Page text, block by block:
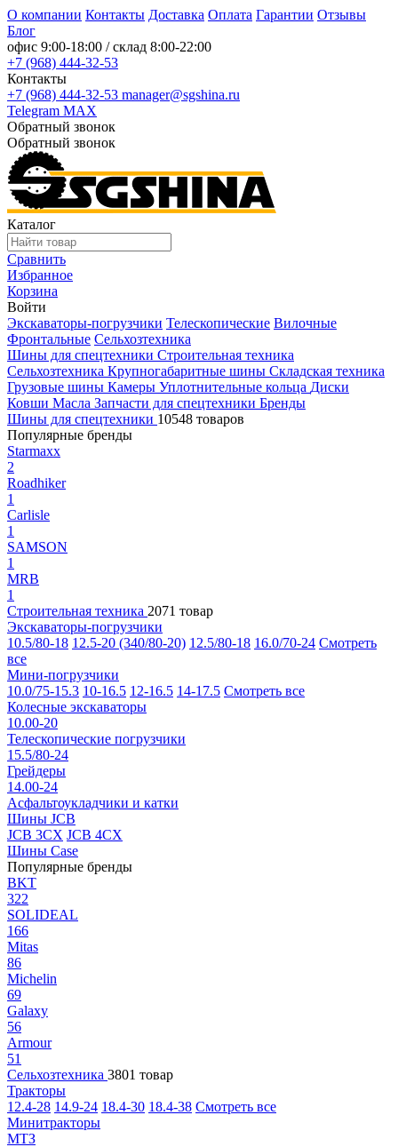
О компании Контакты Доставка Оплата Гарантии Отзывы
Блог
офис 9:00-18:00 / склад 8:00-22:00
+7 (968) 444-32-53
Контакты
+7 (968) 444-32-53 manager@sgshina.ru
Telegram MAX
Обратный звонок
Обратный звонок
Каталог
Сравнить
Избранное
Корзина
Войти
Экскаваторы-погрузчики Телескопические Вилочные
Фронтальные Сельхозтехника
Шины для спецтехники Строительная техника
Сельхозтехника Крупногабаритные шины Складская техника
Грузовые шины Камеры Уплотнительные кольца Диски
Ковши Масла Запчасти для спецтехники Бренды
Шины для спецтехники 10548 товаров
Популярные бренды
Starmaxx
2
Roadhiker
1
Carlisle
1
SAMSON
1
MRB
1
Строительная техника 2071 товар
Экскаваторы-погрузчики
10.5/80-18 12.5-20 (340/80-20) 12.5/80-18 16.0/70-24 Смотреть
все
Мини-погрузчики
10.0/75-15.3 10-16.5 12-16.5 14-17.5 Смотреть все
Колесные экскаваторы
10.00-20
Телескопические погрузчики
15.5/80-24
Грейдеры
14.00-24
Асфальтоукладчики и катки
Шины JCB
JCB 3CX JCB 4CX
Шины Case
Популярные бренды
BKT
322
SOLIDEAL
166
Mitas
86
Michelin
69
Galaxy
56
Armour
51
Сельхозтехника 3801 товар
Тракторы
12.4-28 14.9-24 18.4-30 18.4-38 Смотреть все
Минитракторы
МТЗ